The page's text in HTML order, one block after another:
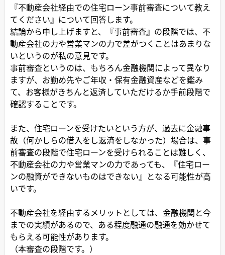
『不動産会社経由での住宅ローン事前審査について教え
てください』について回答します。
結論から申し上げますと、『事前審査』の段階では、不
動産会社の力や営業マンの力で差がつくことはあまりな
いというのが私の意見です。
事前審査というのは、もちろん金融機関によって異なり
ますが、お勤め先やご年収・保有金融資産などを鑑み
て、お客様がきちんと返済していただけるか手前段階で
確認することです。
また、住宅ローンを受けたいという方が、過去に金融事
故（何かしらの借入をし返済をしなかった）場合は、事
前審査の段階で住宅ローンを受けられることは難しく、
不動産会社の力や営業マンの力であっても、『住宅ロー
ンの融資ができないものはできない』となる可能性が高
いです。
不動産会社を経由するメリットとしては、金融機関と今
までの実績があるので、ある程度融通の融通を効かせて
もらえる可能性があります。
（本審査の段階です。）